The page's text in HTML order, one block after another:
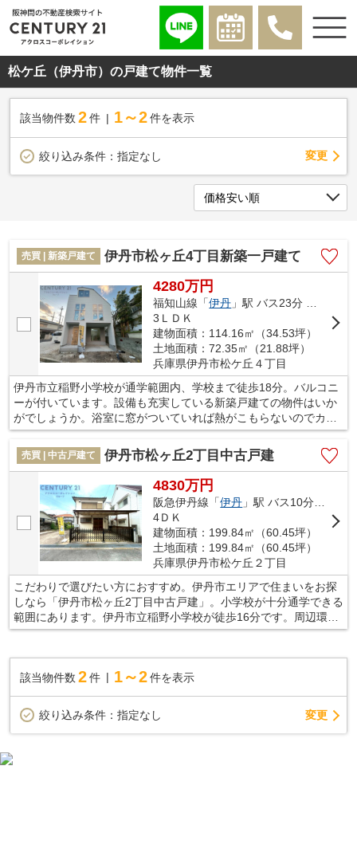
松ケ丘（伊丹市）の戸建て物件一覧
該当物件数 2件 1～2 件を表示
絞り込み条件： 指定なし 変更
売買 | 新築戸建て 伊丹市松ヶ丘4丁目新築一戸建て
4280万円
福知山線「伊丹 」駅 バス23分 「天神川団地」 停歩7分
3ＬＤＫ
建物面積：114.16㎡（34.53坪）
土地面積：72.35㎡（21.88坪）
兵庫県伊丹市松ケ丘４丁目
伊丹市立稲野小学校が通学範囲内、学校まで徒歩18分。バルコニ
ーが付いています。設備も充実している新築戸建ての物件はいか
がでしょうか。浴室に窓がついていれば熱がこもらないのでカビ
になりません。生活環境が整った伊丹市なら、きっと充実した生
活が送れるでしょう。不動産購入をお考えであれば、お気軽にお
問い合わせください。
売買 | 中古戸建て 伊丹市松ヶ丘2丁目中古戸建
4830万円
阪急伊丹線「伊丹 」駅 バス10分 「松ヶ丘」 停歩3分
4ＤＫ
建物面積：199.84㎡（60.45坪）
土地面積：199.84㎡（60.45坪）
兵庫県伊丹市松ケ丘２丁目
こだわりで選びたい方におすすめ。伊丹市エリアで住まいをお探
しなら「伊丹市松ヶ丘2丁目中古戸建」。小学校が十分通学できる
範囲にあります。伊丹市立稲野小学校が徒歩16分です。周辺環境
も充実している中古の戸建て物件です。クローゼット付きの物件
伊丹線伊丹付近でマイホームの購入をお考えなら、お気軽にお問
い合わせください。
該当物件数 2件 1～2 件を表示
絞り込み条件： 指定なし 変更